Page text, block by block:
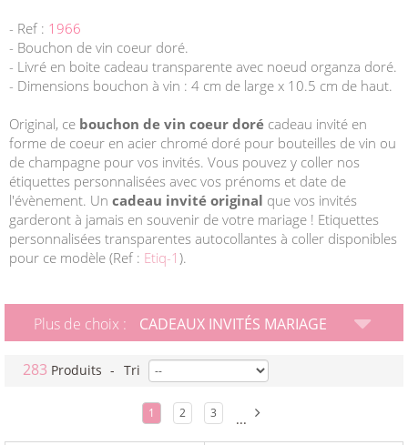
- Ref : 1966
- Bouchon de vin coeur doré.
- Livré en boite cadeau transparente avec noeud organza doré.
- Dimensions bouchon à vin : 4 cm de large x 10.5 cm de haut.
Original, ce bouchon de vin coeur doré cadeau invité en
forme de coeur en acier chromé doré pour bouteilles de vin ou
de champagne pour vos invités. Vous pouvez y coller nos
étiquettes personnalisées avec vos prénoms et date de
l'évènement. Un cadeau invité original que vos invités
garderont à jamais en souvenir de votre mariage ! Etiquettes
personnalisées transparentes autocollantes à coller disponibles
pour ce modèle (Ref : Etiq-1 ).
Plus de choix : CADEAUX INVITÉS MARIAGE
283 Produits - Tri
1 2 3 ...